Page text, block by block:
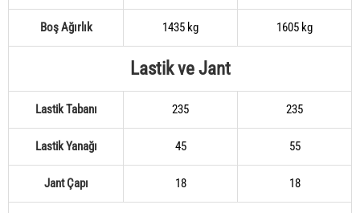
Boş Ağırlık 1435 kg 1605 kg
Lastik ve Jant
Lastik Tabanı 235 235
Lastik Yanağı 45 55
Jant Çapı 18 18